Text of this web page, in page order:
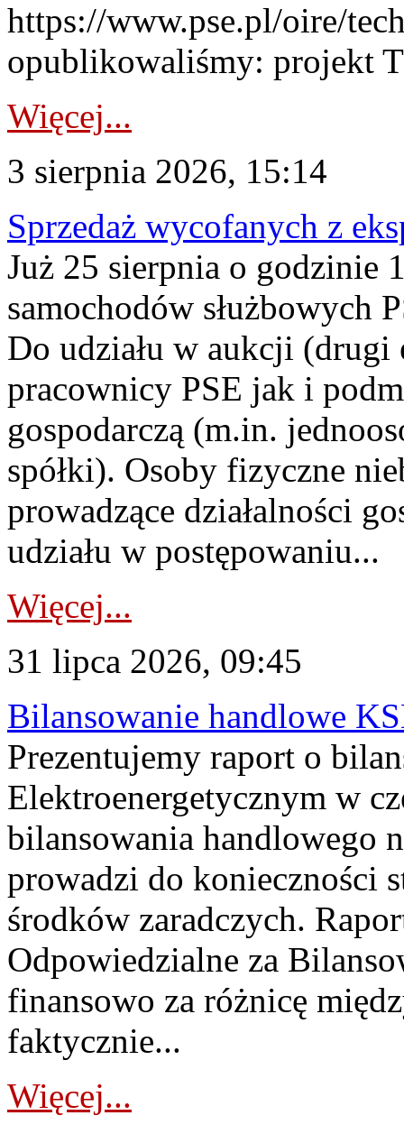
https://www.pse.pl/oire/
opublikowaliśmy: projekt
Więcej...
3 sierpnia 2026, 15:14
Sprzedaż wycofanych z
Już 25 sierpnia o godzinie
samochodów służbowych
Do udziału w aukcji (drugi
pracownicy PSE jak i
gospodarczą (m.in.
spółki). Osoby fizyczne
prowadzące działalności
udziału w postępowaniu...
Więcej...
31 lipca 2026, 09:45
Bilansowanie handlowe
Prezentujemy raport o
Elektroenergetycznym w
bilansowania handlowego
prowadzi do konieczności
środków zaradczych.
Odpowiedzialne za
finansowo za różnicę
faktycznie...
Więcej...